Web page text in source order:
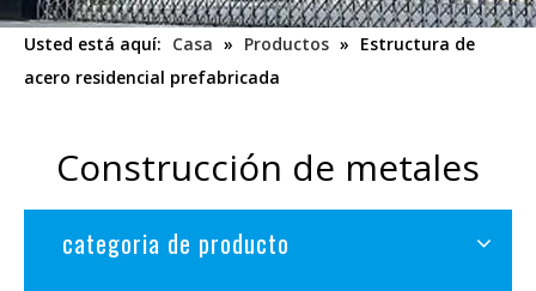
Usted está aquí: Casa » Productos » Estructura de
acero residencial prefabricada
Construcción de metales
categoria de producto